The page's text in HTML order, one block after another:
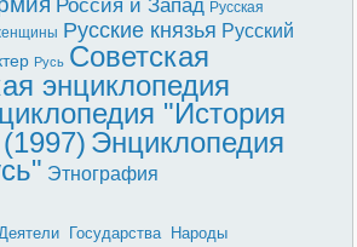
Россия и Запад Русская
Русские князья Русский
Русь Советская
энциклопедия
"История
Энциклопедия
Этнография
Деятели Государства Народы